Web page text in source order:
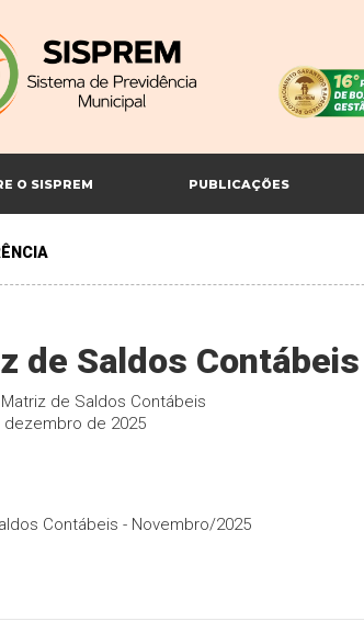
O SISPREM PUBLICAÇÕES
de Saldos
Matriz de Saldos Contábeis
dezembro de 2025
Contábeis - Novembro/2025